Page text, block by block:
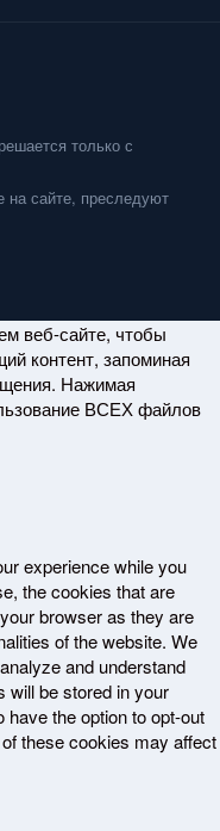
только с
на сайте, преследуют
веб-сайте, чтобы
контент, запоминая
Нажимая
ВСЕХ файлов
experience while you
the cookies that are
browser as they are
of the website. We
and understand
will be stored in your
the option to opt-out
these cookies may affect